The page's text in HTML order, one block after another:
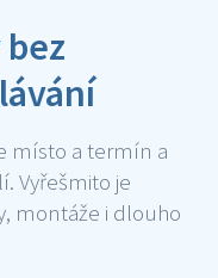
místo a termín a
Vyřešmito je
montáže i dlouho